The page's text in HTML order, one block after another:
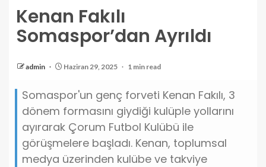
Kenan Fakılı
Somaspor’dan Ayrıldı
admin Haziran 29, 2025 1 min read
Somaspor'un genç forveti Kenan Fakılı, 3
dönem formasını giydiği kulüple yollarını
ayırarak Çorum Futbol Kulübü ile
görüşmelere başladı. Kenan, toplumsal
medya üzerinden kulübe ve takviye